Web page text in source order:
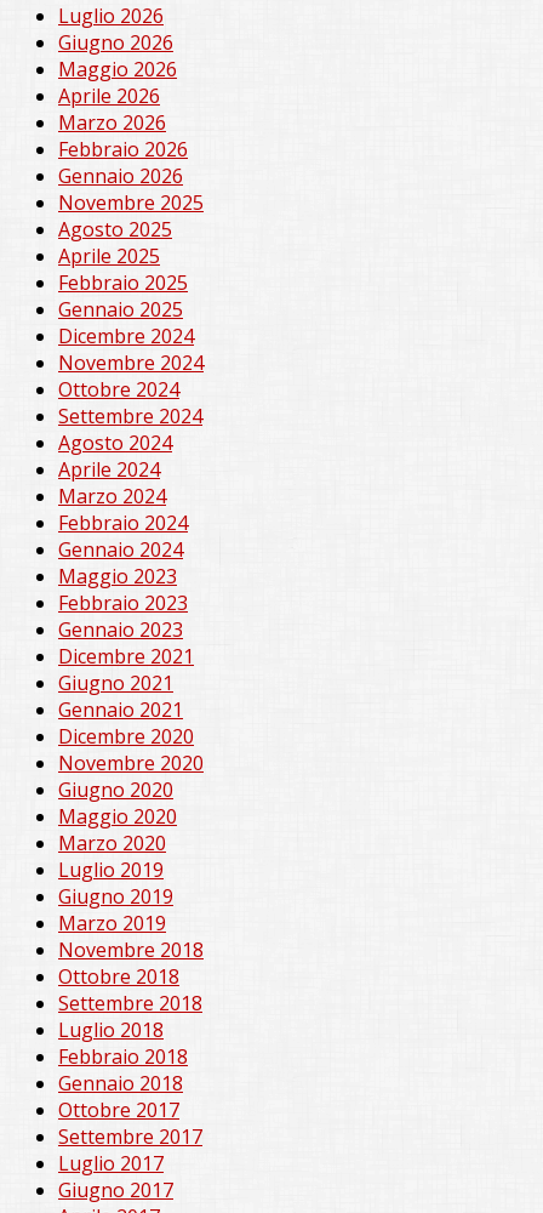
Luglio 2026
Giugno 2026
Maggio 2026
Aprile 2026
Marzo 2026
Febbraio 2026
Gennaio 2026
Novembre 2025
Agosto 2025
Aprile 2025
Febbraio 2025
Gennaio 2025
Dicembre 2024
Novembre 2024
Ottobre 2024
Settembre 2024
Agosto 2024
Aprile 2024
Marzo 2024
Febbraio 2024
Gennaio 2024
Maggio 2023
Febbraio 2023
Gennaio 2023
Dicembre 2021
Giugno 2021
Gennaio 2021
Dicembre 2020
Novembre 2020
Giugno 2020
Maggio 2020
Marzo 2020
Luglio 2019
Giugno 2019
Marzo 2019
Novembre 2018
Ottobre 2018
Settembre 2018
Luglio 2018
Febbraio 2018
Gennaio 2018
Ottobre 2017
Settembre 2017
Luglio 2017
Giugno 2017